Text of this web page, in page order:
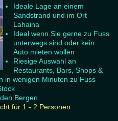
Ideale Lage an einem
Sandstrand und im Ort
Lahaina
Ideal wenn Sie gerne zu Fuss
unterwegs sind oder kein
Auto mieten wollen
Riesige Auswahl an
Restaurants, Bars, Shops &
in wenigen Minuten zu Fuss
Bergen
für 1 - 2 Personen